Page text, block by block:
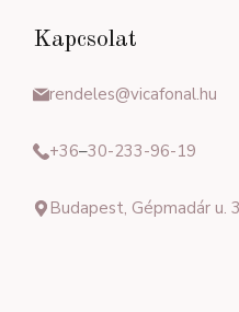
Kapcsolat
rendeles@vicafonal.hu
+36–30-233-96-19
Budapest, Gépmadár u.